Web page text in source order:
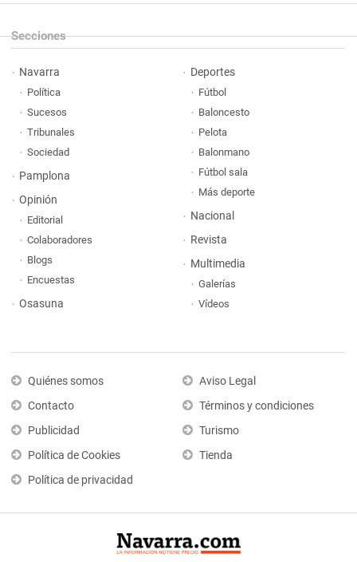
Secciones
Navarra
Política
Sucesos
Tribunales
Sociedad
Pamplona
Opinión
Editorial
Colaboradores
Blogs
Encuestas
Osasuna
Deportes
Fútbol
Baloncesto
Pelota
Balonmano
Fútbol sala
Más deporte
Nacional
Revista
Multimedia
Galerías
Vídeos
Quiénes somos
Contacto
Publicidad
Política de Cookies
Política de privacidad
Aviso Legal
Términos y condiciones
Turismo
Tienda